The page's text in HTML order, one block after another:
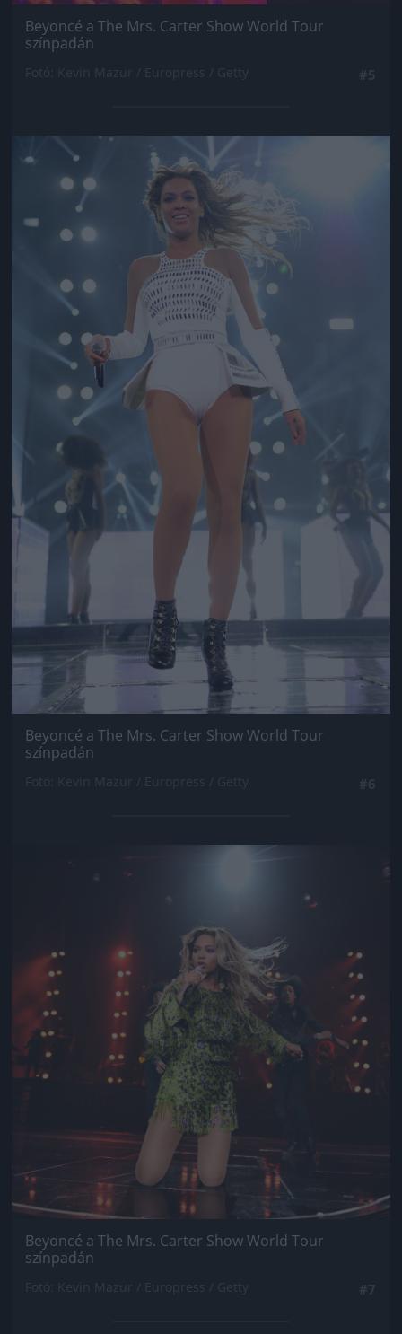
Beyoncé a The Mrs. Carter Show World Tour
színpadán
Jön még kép!
Beyoncé a The Mrs. Carter Show World Tour
színpadán
Beyoncé a The Mrs. Carter Show World Tour
színpadán